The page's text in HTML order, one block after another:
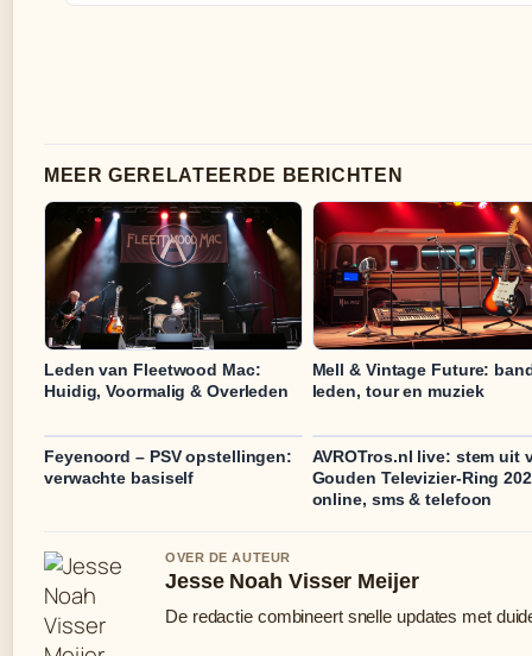
MEER GERELATEERDE BERICHTEN
Leden van Fleetwood Mac:
Huidig, Voormalig & Overleden
Mell & Vintage Future:
leden, tour en muziek
Feyenoord – PSV opstellingen:
verwachte basiself
AVROTros.nl live: stem uit
Gouden Televizier-Ring
online, sms & telefoon
OVER DE AUTEUR
Jesse Noah Visser Meijer
De redactie combineert snelle updates met